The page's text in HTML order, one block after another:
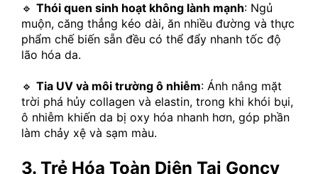
🔹 Thói quen sinh hoạt không lành mạnh: Ngủ
muộn, căng thẳng kéo dài, ăn nhiều đường và thực
phẩm chế biến sẵn đều có thể đẩy nhanh tốc độ
lão hóa da.
🔹 Tia UV và môi trường ô nhiễm: Ánh nắng mặt
trời phá hủy collagen và elastin, trong khi khói bụi,
ô nhiễm khiến da bị oxy hóa nhanh hơn, góp phần
làm chảy xệ và sạm màu.
3. Trẻ Hóa Toàn Diện Tại Goncy